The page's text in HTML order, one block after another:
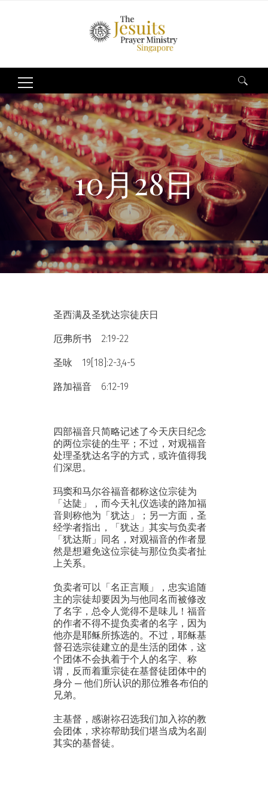
Search
for:
10月28日
圣西满及圣犹达宗徒庆日
厄弗所书 2:19-22
圣咏 19[18]:2-3,4-5
路加福音 6:12-19
四部福音只简略记述了今天庆日纪念
的两位宗徒的生平；不过，对观福音
处理圣犹达名字的方式，或许值得我
们深思。
玛窦和马尔谷福音都称这位宗徒为
「达陡」，而今天礼仪选读的路加福
音则称他为「犹达」；另一方面，圣
经学者指出，「犹达」其实与负卖者
「犹达斯」同名，对观福音的作者显
然是想避免这位宗徒与那位负卖者扯
上关系。
负卖者可以「名正言顺」，忠实追随
主的宗徒却要因为与他同名而被修改
了名字，总令人觉得不是味儿！福音
的作者不得不提负卖者的名字，因为
他亦是耶稣所拣选的。不过，耶稣基
督召选宗徒建立的是生活的团体，这
个团体不会执着于个人的名字、称
谓，反而着重宗徒在基督徒团体中的
身分 ─ 他们所认识的那位雅各布伯的
兄弟。
主基督，感谢祢召选我们加入祢的教
会团体，求祢帮助我们堪当成为名副
其实的基督徒。